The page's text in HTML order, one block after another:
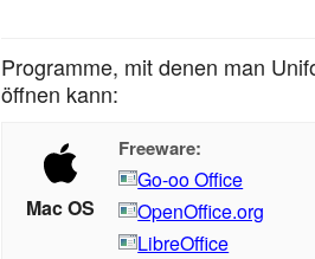
Programme, mit denen man
öffnen kann:
Mac OS
Freeware:
Go-oo Office
OpenOffice.org
LibreOffice